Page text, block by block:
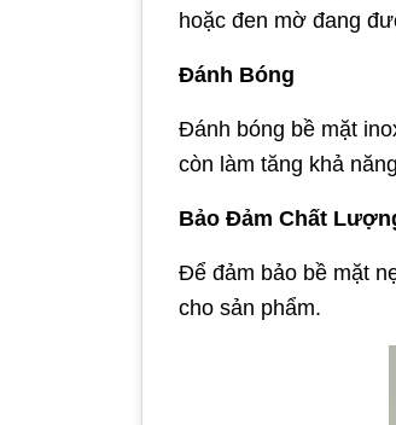
hoặc đen mờ đang
Đánh Bóng
Đánh bóng bề mặt
còn làm tăng khả
Bảo Đảm Chất
Để đảm bảo bề mặt
cho sản phẩm.